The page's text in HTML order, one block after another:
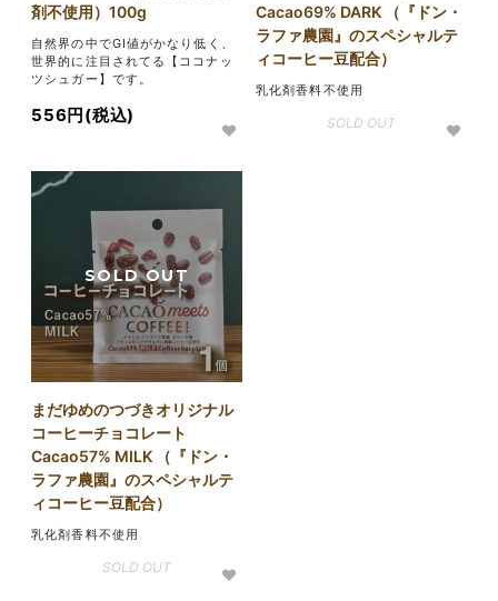
剤不使用）100g
自然界の中でGI値がかなり低く、
世界的に注目されてる【ココナッ
ツシュガー】です。
556円(税込)
Cacao69% DARK （『ドン・
ラファ農園』のスペシャルテ
ィコーヒー豆配合）
乳化剤香料不使用
SOLD OUT
まだゆめのつづきオリジナル
コーヒーチョコレート
Cacao57% MILK （『ドン・
ラファ農園』のスペシャルテ
ィコーヒー豆配合）
乳化剤香料不使用
SOLD OUT